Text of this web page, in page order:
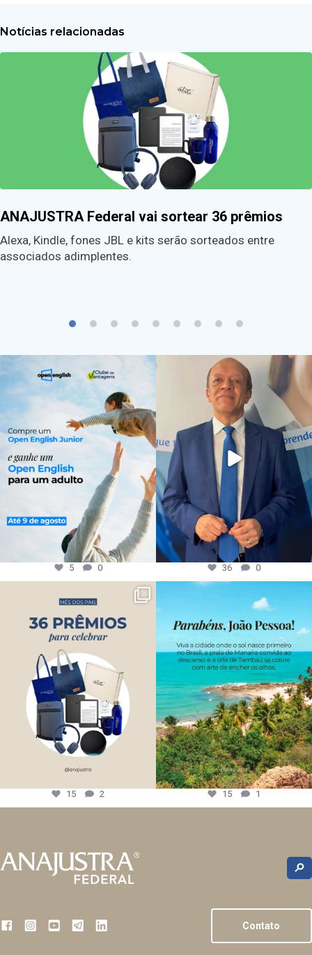
Notícias relacionadas
ANAJUSTRA Federal vai sortear 36 prêmios
Alexa, Kindle, fones JBL e kits serão sorteados entre
associados adimplentes.
5 0 36 0
15 2 15 1
Contato